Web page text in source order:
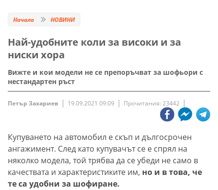
Начало НОВИНИ
Най-удобните коли за високи и за
ниски хора
Вижте и кои модели не се препоръчват за шофьори с
нестандартен ръст
Петър Захариев 19.09.2021 09:09 Прочитания: 23442
Купуването на автомобил е скъп и дългосрочен
ангажимент. След като купувачът се е спрял на
няколко модела, той трябва да се убеди не само в
качествата и характеристиките им, но и в това, че
те са удобни за шофиране.